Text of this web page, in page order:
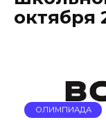
октября
ОЛИМПИАДА